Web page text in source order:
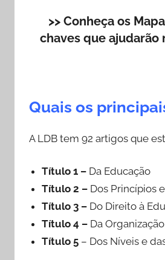
>> Conheça os
chaves que ajudarão
Quais os
A LDB tem 92 artigos que
Título 1 – Da Educação
Título 2 – Dos Princípios
Título 3 – Do Direito à
Título 4 – Da
Título 5 – Dos Níveis e